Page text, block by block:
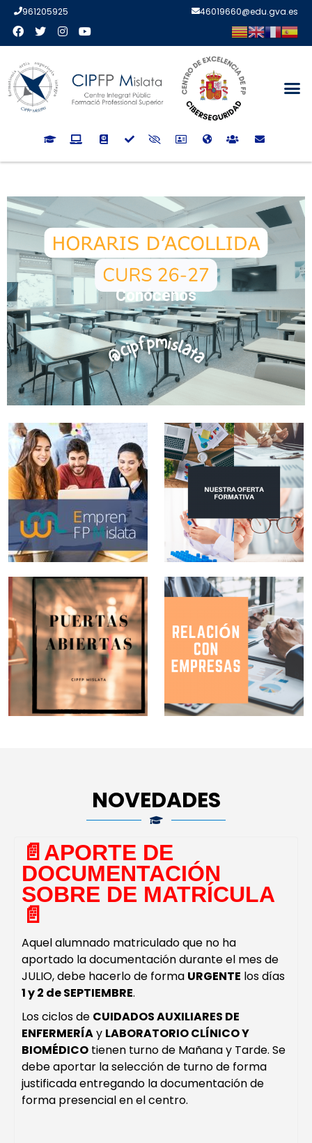
961205925 46019660@edu.gva.es
Conócenos
NOVEDADES
📄​APORTE DE
DOCUMENTACIÓN
SOBRE DE MATRÍCULA
📄​
Aquel alumnado matriculado que no ha
aportado la documentación durante el mes de
JULIO, debe hacerlo de forma URGENTE los días
1 y 2 de SEPTIEMBRE.
Los ciclos de CUIDADOS AUXILIARES DE
ENFERMERÍAy LABORATORIO CLÍNICO Y
BIOMÉDICO tienen turno de Mañana y Tarde. Se
debe aportar la selección de turno de forma
justificada entregando la documentación de
forma presencial en el centro.